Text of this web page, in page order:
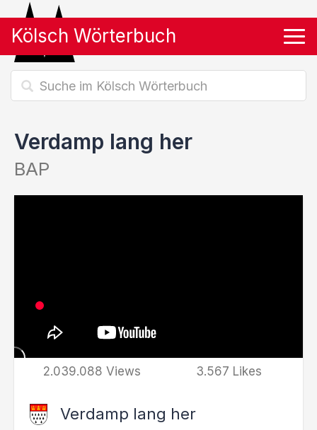
Kölsch Wörterbuch
Verdamp lang her
BAP
2.039.088 Views 3.567 Likes
Verdamp lang her